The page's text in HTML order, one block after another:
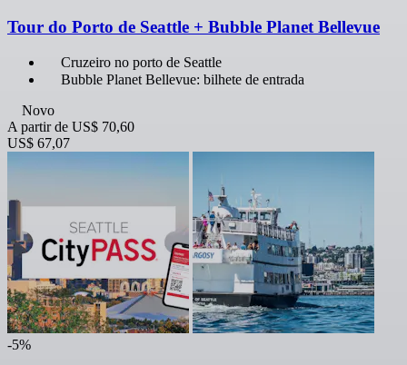
Tour do Porto de Seattle + Bubble Planet Bellevue
Cruzeiro no porto de Seattle
Bubble Planet Bellevue: bilhete de entrada
Novo
A partir de US$ 70,60
US$ 67,07
-5%